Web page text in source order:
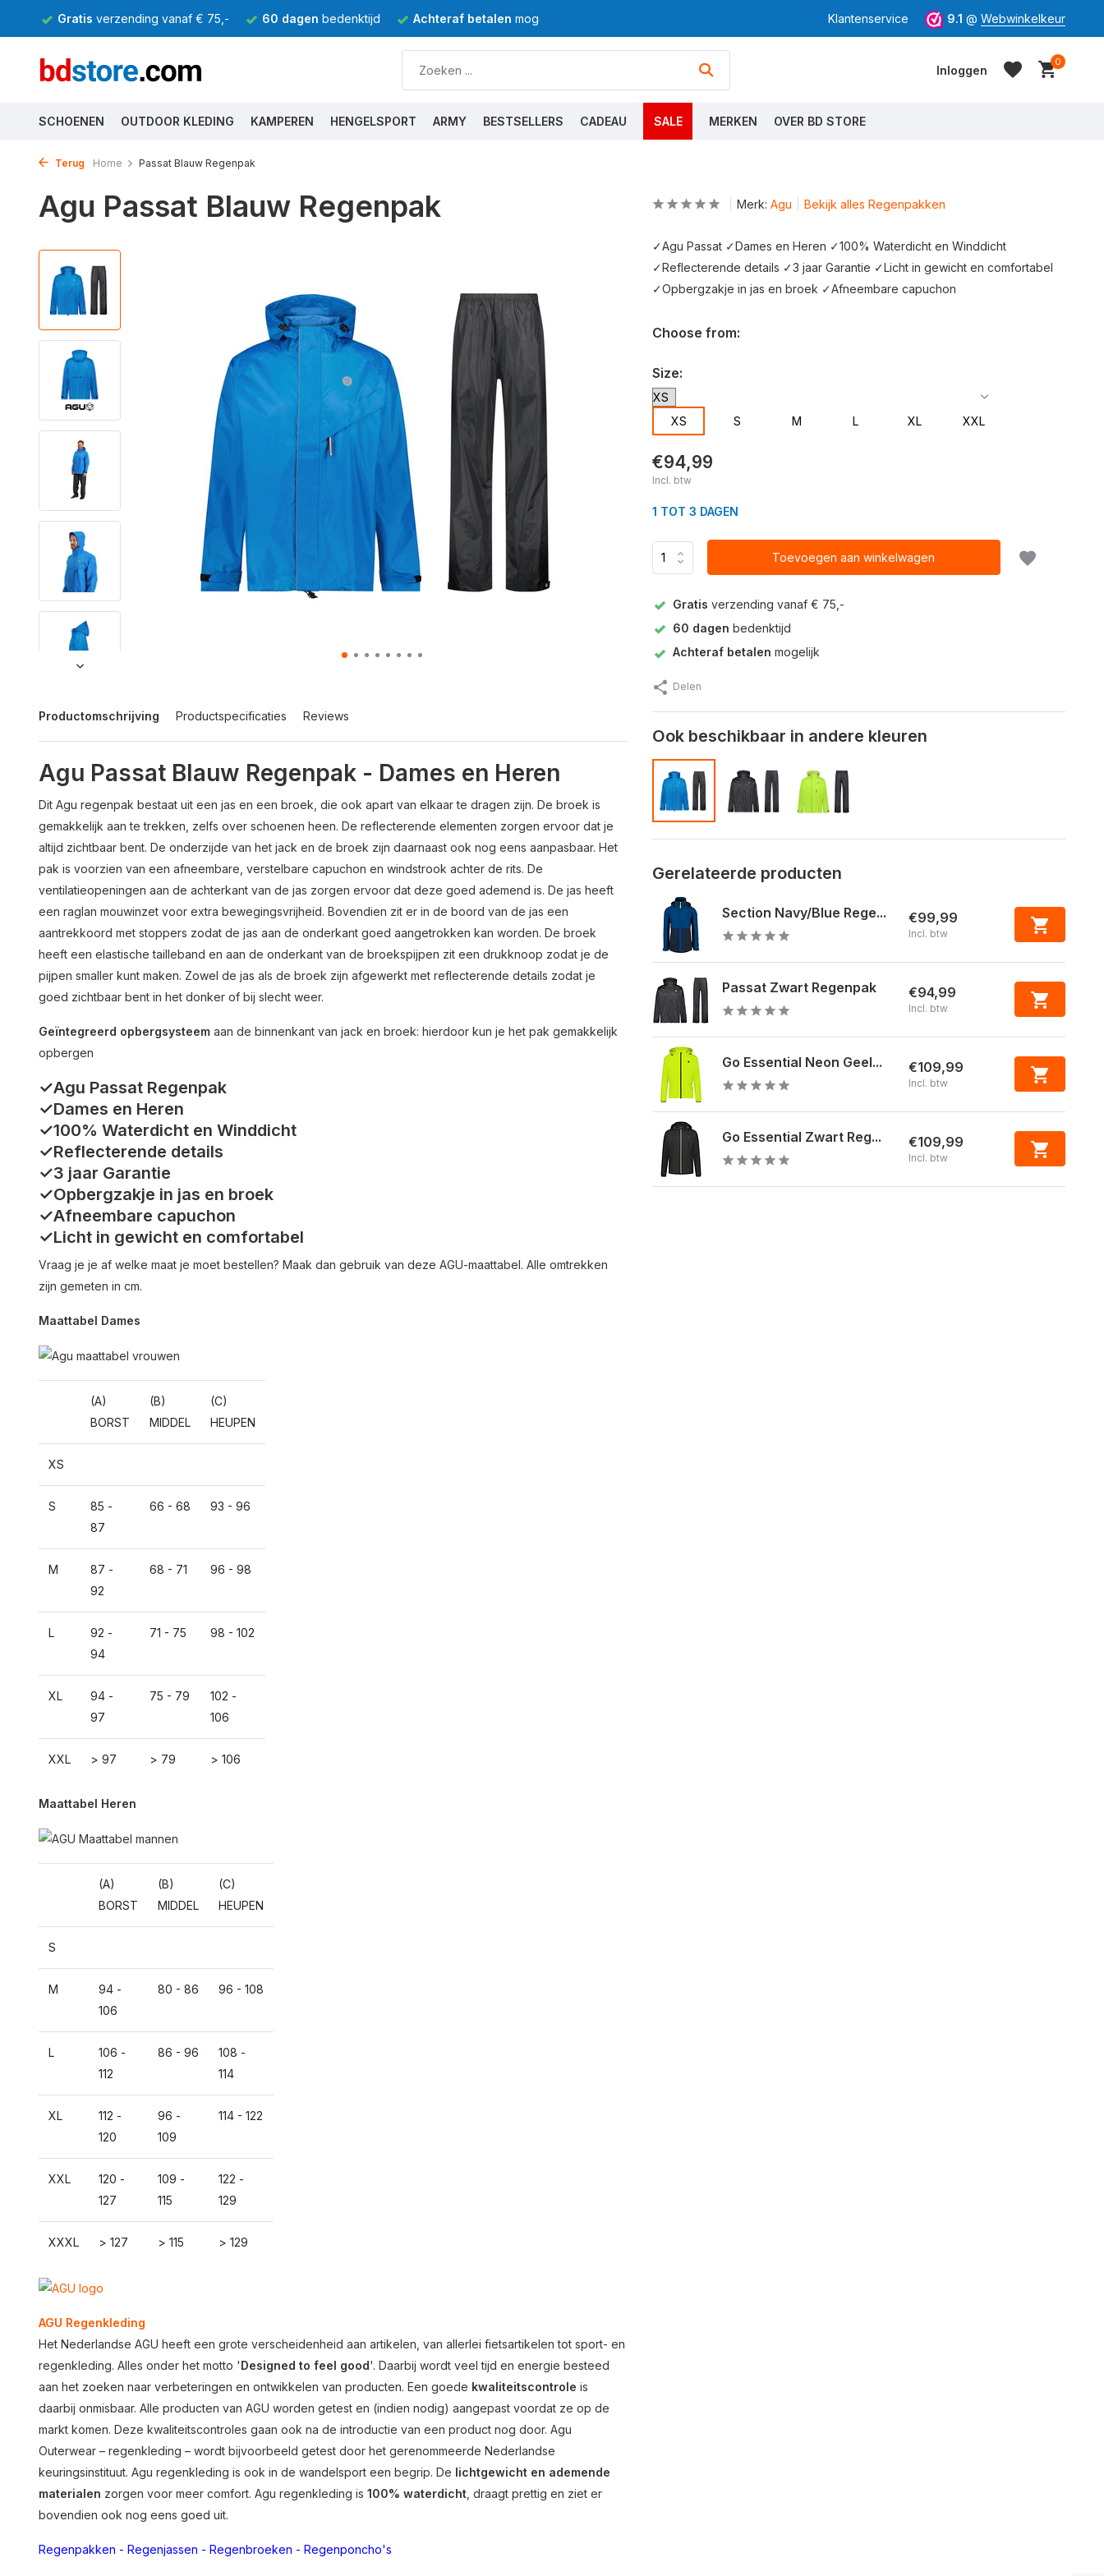
Gratis verzending vanaf € 75,- 60 dagen bedenktijd Achteraf betalen mogelijk Klantenservice 9.1 @ Webwinkelkeur
Inloggen
0
SCHOENEN OUTDOOR KLEDING KAMPEREN HENGELSPORT ARMY BESTSELLERS CADEAU SALE MERKEN OVER BD STORE
Terug Home Passat Blauw Regenpak
Agu Passat Blauw Regenpak
Productomschrijving Productspecificaties Reviews
Agu Passat Blauw Regenpak - Dames en Heren
Dit Agu regenpak bestaat uit een jas en een broek, die ook apart van elkaar te dragen zijn. De broek is
gemakkelijk aan te trekken, zelfs over schoenen heen. De reflecterende elementen zorgen ervoor dat je
altijd zichtbaar bent. De onderzijde van het jack en de broek zijn daarnaast ook nog eens aanpasbaar. Het
pak is voorzien van een afneembare, verstelbare capuchon en windstrook achter de rits. De
ventilatieopeningen aan de achterkant van de jas zorgen ervoor dat deze goed ademend is. De jas heeft
een raglan mouwinzet voor extra bewegingsvrijheid. Bovendien zit er in de boord van de jas een
aantrekkoord met stoppers zodat de jas aan de onderkant goed aangetrokken kan worden. De broek
heeft een elastische tailleband en aan de onderkant van de broekspijpen zit een drukknoop zodat je de
pijpen smaller kunt maken. Zowel de jas als de broek zijn afgewerkt met reflecterende details zodat je
goed zichtbaar bent in het donker of bij slecht weer.
Geïntegreerd opbergsysteem aan de binnenkant van jack en broek: hierdoor kun je het pak gemakkelijk
opbergen
✓Agu Passat Regenpak
✓Dames en Heren
✓100% Waterdicht en Winddicht
✓Reflecterende details
✓3 jaar Garantie
✓Opbergzakje in jas en broek
✓Afneembare capuchon
✓Licht in gewicht en comfortabel
Vraag je je af welke maat je moet bestellen? Maak dan gebruik van deze AGU-maattabel. Alle omtrekken
zijn gemeten in cm.
Maattabel Dames
(A)
BORST
(B)
MIDDEL
(C)
HEUPEN
XS
S
85 -
87
66 - 68 93 - 96
M
87 -
92
68 - 71 96 - 98
L
92 -
94
71 - 75 98 - 102
XL
94 -
97
75 - 79
102 -
106
XXL > 97 > 79 > 106
Maattabel Heren
(A)
BORST
(B)
MIDDEL
(C)
HEUPEN
S
M
94 -
106
80 - 86 96 - 108
L
106 -
112
86 - 96
108 -
114
XL
112 -
120
96 -
109
114 - 122
XXL
120 -
127
109 -
115
122 -
129
XXXL > 127 > 115 > 129
AGU Regenkleding
Het Nederlandse AGU heeft een grote verscheidenheid aan artikelen, van allerlei fietsartikelen tot sport- en
regenkleding. Alles onder het motto 'Designed to feel good'. Daarbij wordt veel tijd en energie besteed
aan het zoeken naar verbeteringen en ontwikkelen van producten. Een goede kwaliteitscontrole is
daarbij onmisbaar. Alle producten van AGU worden getest en (indien nodig) aangepast voordat ze op de
markt komen. Deze kwaliteitscontroles gaan ook na de introductie van een product nog door. Agu
Outerwear – regenkleding – wordt bijvoorbeeld getest door het gerenommeerde Nederlandse
keuringsinstituut. Agu regenkleding is ook in de wandelsport een begrip. De lichtgewicht en ademende
materialen zorgen voor meer comfort. Agu regenkleding is 100% waterdicht , draagt prettig en ziet er
bovendien ook nog eens goed uit.
Regenpakken - Regenjassen - Regenbroeken - Regenponcho's
Merk: Agu Bekijk alles Regenpakken
✓Agu Passat ✓Dames en Heren ✓100% Waterdicht en Winddicht
✓Reflecterende details ✓3 jaar Garantie ✓Licht in gewicht en comfortabel
✓Opbergzakje in jas en broek ✓Afneembare capuchon
Choose from:
Size:
XS S M L XL XXL
€94,99
Incl. btw
1 TOT 3 DAGEN
Toevoegen aan winkelwagen
Gratis verzending vanaf € 75,-
60 dagen bedenktijd
Achteraf betalen mogelijk
Delen
Ook beschikbaar in andere kleuren
Gerelateerde producten
Section Navy/Blue Rege... €99,99
Incl. btw
Passat Zwart Regenpak €94,99
Incl. btw
Go Essential Neon Geel... €109,99
Incl. btw
Go Essential Zwart Reg... €109,99
Incl. btw